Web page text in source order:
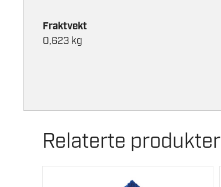
Fraktvekt
0,623 kg
Relaterte produkter